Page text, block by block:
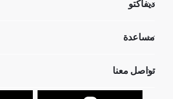
ديفاكتو
تعرف علينا
مساعدة
عمليات الارجاع و الاستبدال السهلة
تتبع الشحنة
تواصل معنا
نموذج الاتصال